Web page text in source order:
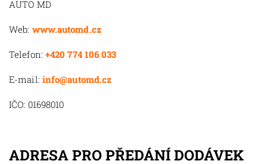
AUTO MD
Web: www.automd.cz
Telefon: +420 774 106 033
E-mail: info@automd.cz
IČO: 01698010
ADRESA PRO PŘEDÁNÍ DODÁVEK